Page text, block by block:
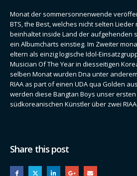
Monat der sommersonnenwende
BTS, the Best, welches nicht selten Lieder
beinhaltet inside Land der aufgehenden
ein Albumcharts einstieg. Im Zweiter
eltern als einzig logische Idol-
Musician Of The Year in diesseitigen
selben Monat wurden Dna unter
RIAA as part of einen UDA qua Golden
werden diese Bangtan Boys unser
südkoreanischen Künstler über zwei
Share this post